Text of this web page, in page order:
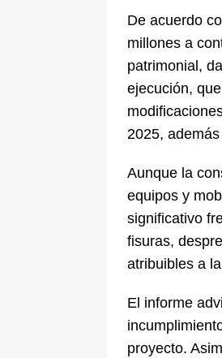
De acuerdo
millones a
patrimonial,
ejecución,
2025,
Aunque la
equipos y
significativo
fisuras,
atribuibles a
El informe
proyecto.